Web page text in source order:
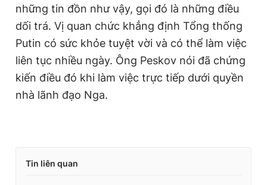
những tin đồn như vậy, gọi đó là những điều
dối trá. Vị quan chức khẳng định Tổng thống
Putin có sức khỏe tuyệt vời và có thể làm việc
liên tục nhiều ngày. Ông Peskov nói đã chứng
kiến điều đó khi làm việc trực tiếp dưới quyền
nhà lãnh đạo Nga.
Tin liên quan